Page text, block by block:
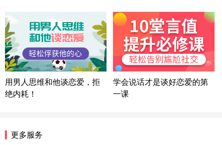
湖北-武汉 135****7410
41分钟前
微信用户 困困魚? 通过此页面咨询，已获得专属情感
方案
陕西-西安 139****6283
3分钟前
情感方案
浙江-宁波 150****8921
用男人思维和他谈恋爱，拒
绝内耗！
学会说话才是谈好恋爱的第
一课
更多服务